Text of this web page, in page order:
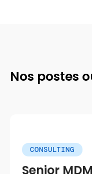
Nos postes
CONSULTING
Senior